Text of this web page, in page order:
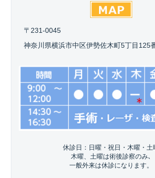
〒231-0045
神奈川県横浜市中区伊勢佐木町5丁目125
休診日：日曜・祝日・木曜・土
木曜、土曜は術後診察のみ､
一般外来は休診になります。